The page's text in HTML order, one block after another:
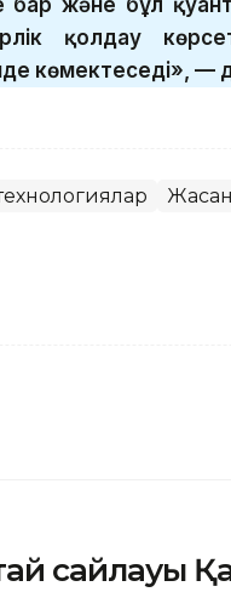
бар және бұл
қолдау
көмектеседі»,
технологиялар
сайлауы